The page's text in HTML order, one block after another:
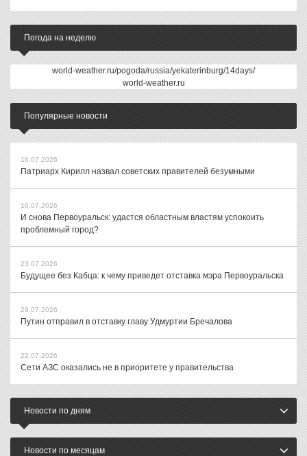
Погода на неделю
world-weather.ru/pogoda/russia/yekaterinburg/14days/
world-weather.ru
Популярные новости
16.07.2026
Патриарх Кирилл назвал советских правителей безумными
10.07.2026
И снова Первоуральск: удастся областным властям успокоить
проблемный город?
23.07.2026
Будущее без Кабца: к чему приведет отставка мэра Первоуральска
29.07.2026
Путин отправил в отставку главу Удмуртии Бречалова
22.07.2026
Сети АЗС оказались не в приоритете у правительства
Новости по дням
Новости по месяцам